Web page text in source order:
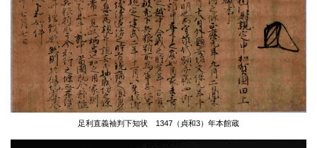
足利直義袖判下知状 1347（貞和3）年本館蔵